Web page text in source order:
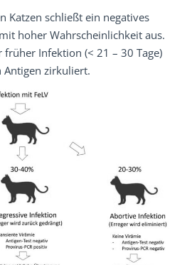
Katzen schließt ein nega­tives
hoher Wahrscheinlichkeit aus.
früher Infek­tion (< 21 – 30 Tage)
Antigen zirkuliert.